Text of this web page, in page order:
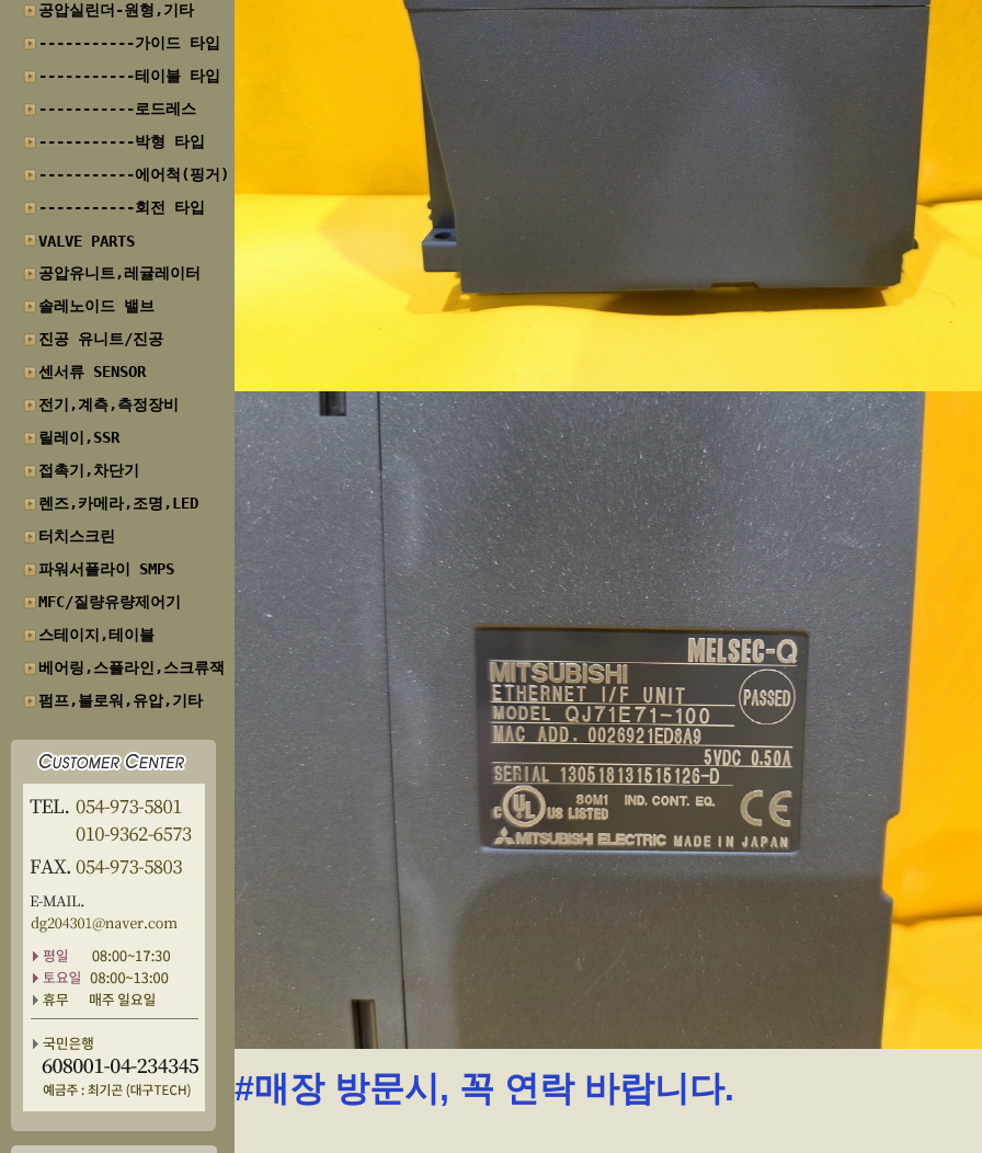
공압실린더-원형,기타
-----------가이드 타입
-----------테이블 타입
-----------로드레스
-----------박형 타입
-----------에어척(핑거)
-----------회전 타입
VALVE PARTS
공압유니트,레귤레이터
솔레노이드 밸브
진공 유니트/진공
센서류 SENSOR
전기,계측,측정장비
릴레이,SSR
접촉기,차단기
렌즈,카메라,조명,LED
터치스크린
파워서플라이 SMPS
MFC/질량유량제어기
스테이지,테이블
베어링,스플라인,스크류잭
펌프,블로워,유압,기타
#매장 방문시, 꼭 연락 바랍니다.